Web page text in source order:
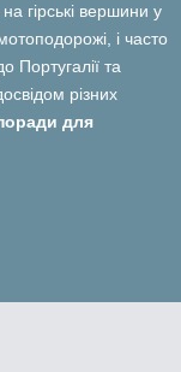
гірські вершини у
і часто
Португалії та
різних
для